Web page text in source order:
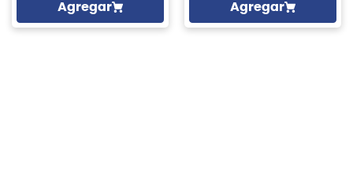
Agregar Agregar